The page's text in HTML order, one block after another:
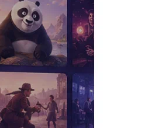
Фильмы Сериалы Шоу
#Быт #Деньги #Дети #Дом
# Путешествия # Российские звезды
отношения #реалити #
Промокоды Островок Промокоды
Промокоды Снежная Королева
Издательство Рекламодателям
Персоны
Дмитрий Нагиев